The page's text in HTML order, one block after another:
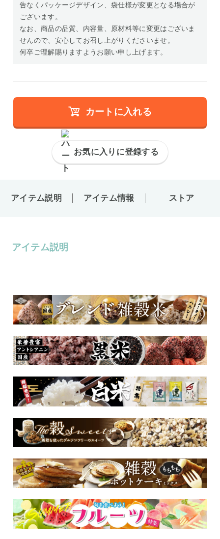
告なくパッケージデザイン、袋仕様が変更となる場合が
ございます。
なお、商品の品質、内容量、原材料等に変更はございま
せんので、安心してお召し上がりくださいませ。
何卒ご理解賜りますようお願い申し上げます。
カートに入れる
お気に入りに登録する
アイテム説明 アイテム情報 ストア
アイテム説明